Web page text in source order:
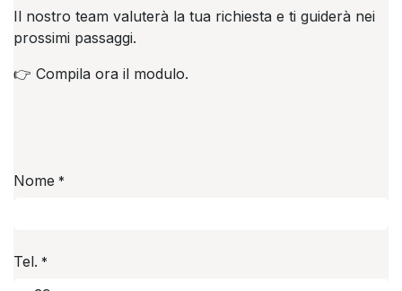
Il nostro team valuterà la tua richiesta e ti guiderà nei
prossimi passaggi.
👉 Compila ora il modulo.
Nome *
Tel. *